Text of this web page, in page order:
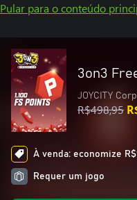
Pular para o conteúdo
3on3
JOYCITY
R$498,95
À venda: economize
Requer um jogo